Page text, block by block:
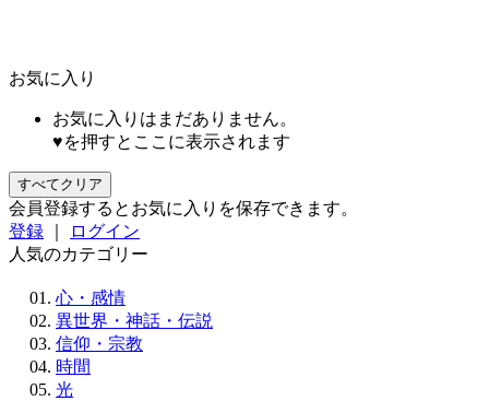
お気に入り
お気に入りはまだありません。
♥を押すとここに表示されます
すべてクリア
会員登録するとお気に入りを保存できます。
登録
ログイン
人気のカテゴリー
心・感情
異世界・神話・伝説
信仰・宗教
時間
光